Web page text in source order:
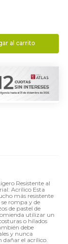
al carrito
Resistente al
Acrílico Esta
más resistente
rompa y de
de pastel de
utilizar un
o hilados
debe
y nunca
dañar el acrílico.